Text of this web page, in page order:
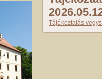
Tájékoztatás